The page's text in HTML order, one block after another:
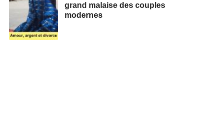
grand malaise des couples
modernes